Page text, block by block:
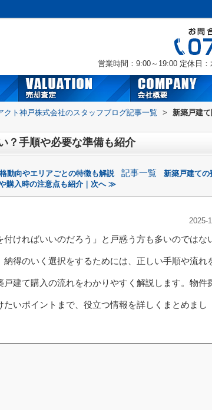
営業時間：9:00～19:00 定休日：
クト神戸株式会社のスタッフブログ記事一覧 >
新築戸建
？手順や必要な準備も紹介
動向やエリアごとの特徴も解説 記事一覧
新築戸建ての
購入時の注意点も紹介｜次へ ≫
2025-
ければいいのだろう」と戸惑う方も多いのではな
得のいく選択をするためには、正しい手順や流れ
建て購入の流れをわかりやすく解説します。物件
いポイントまで、役立つ情報を詳しくまとめまし